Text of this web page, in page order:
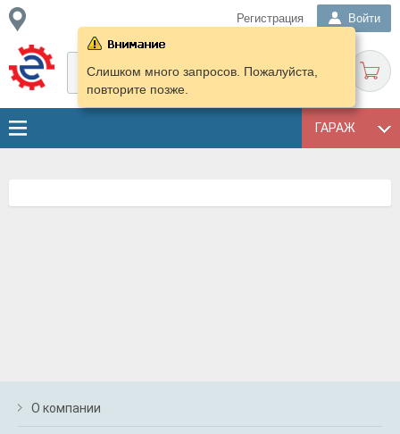
Регистрация Войти
ГАРАЖ
Слишком много запросов. Пожалуйста,
повторите позже.
О компании